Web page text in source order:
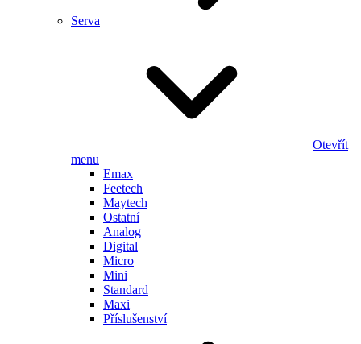
Serva
Otevřít
menu
Emax
Feetech
Maytech
Ostatní
Analog
Digital
Micro
Mini
Standard
Maxi
Příslušenství